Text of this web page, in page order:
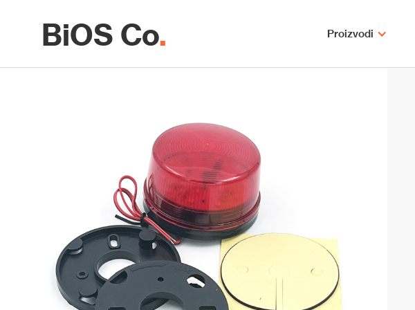
BiOS Co. Proizvodi